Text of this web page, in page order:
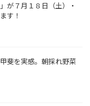
が７月１８日（土）・
す！
斐を実感。朝採れ野菜